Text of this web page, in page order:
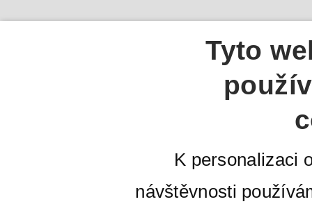
Tyto
K personalizaci
návštěvnosti